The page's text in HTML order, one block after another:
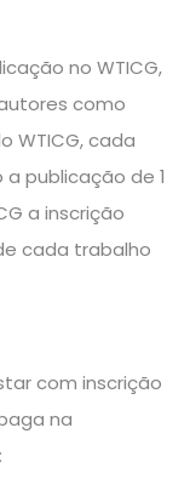
no WTICG,
como
WTICG, cada
publicação de 1
a inscrição
cada trabalho
com inscrição
na